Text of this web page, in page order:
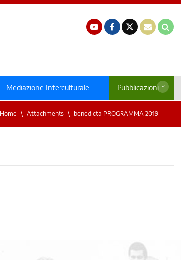
Mediazione Interculturale Pubblicazioni
Home Attachments benedicta PROGRAMMA 2019